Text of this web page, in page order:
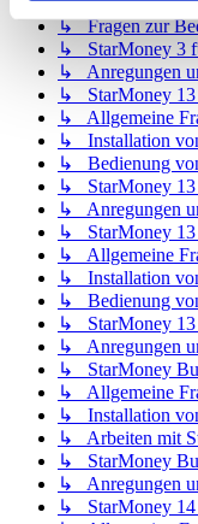
↳ Fragen zur
↳ StarMoney 3
↳ Anregungen
↳ StarMoney 13
↳ Allgemeine
↳ Installation
↳ Bedienung
↳ StarMoney 13
↳ Anregungen
↳ StarMoney 13
↳ Allgemeine
↳ Installation
↳ Bedienung
↳ StarMoney 13
↳ Anregungen
↳ StarMoney
↳ Allgemeine
↳ Installation
↳ Arbeiten mit
↳ StarMoney
↳ Anregungen
↳ StarMoney 14